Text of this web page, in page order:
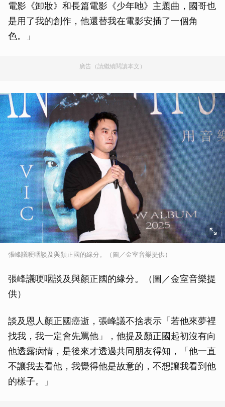
電影《卸妝》和長篇電影《少年吔》主題曲，國哥也
是用了我的創作，他還替我在電影安插了一個角
色。」
廣告（請繼續閱讀本文）
張峰議哽咽談及與顏正國的緣分。（圖／金室音樂提供）
張峰議哽咽談及與顏正國的緣分。（圖／金室音樂提
供）
談及恩人顏正國癌逝，張峰議不捨表示「若他來夢裡
找我，我一定會先罵他」，他提及顏正國起初沒有向
他透露病情，是後來才透過共同朋友得知，「他一直
不讓我去看他，我覺得他是故意的，不想讓我看到他
的樣子。」